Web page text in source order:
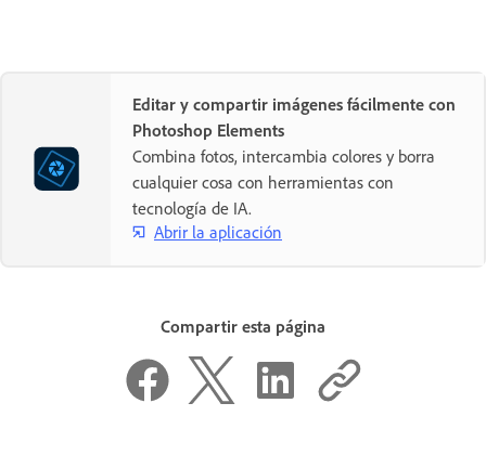
Editar y compartir imágenes fácilmente con
Photoshop Elements
Combina fotos, intercambia colores y borra
cualquier cosa con herramientas con
tecnología de IA.
Abrir la aplicación
Compartir esta página